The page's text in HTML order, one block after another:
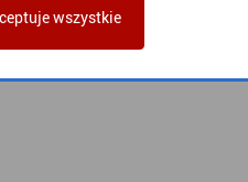
wszystkie